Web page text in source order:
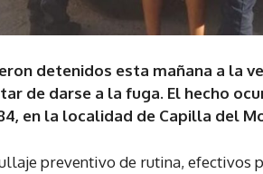
detenidos esta mañana a la
de darse a la fuga. El hecho
en la localidad de Capilla del
preventivo de rutina, efectivos